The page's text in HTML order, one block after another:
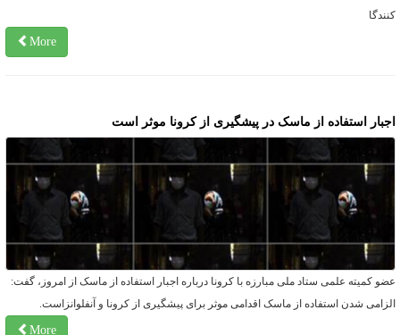
More
استفاده از ماسک در پیشگیری از کرونا موثر است
کمیته علمی ستاد ملی مبارزه با کرونا درباره اجبار استفاده از ماسک از امروز، گفت:
شدن استفاده از ماسک اقدامی موثر برای پیشگیری از کرونا و آنفلوانزاست.
More